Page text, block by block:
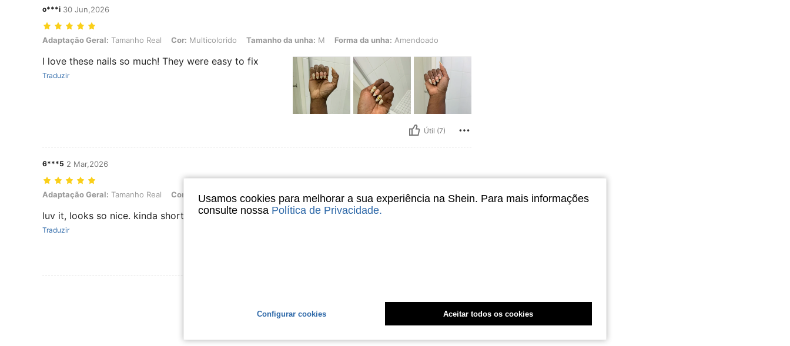
o***i 30 Jun,2026
Adaptação Geral: Tamanho Real, Cor: Multicolorido, Tamanho da unha: M, Forma da unha: Amendoado
Adaptação Geral: Tamanho Real Cor: Multicolorido Tamanho da unha: M Forma da unha: Amendoado
I love these nails so much! They were easy to fix
Traduzir
Útil (7)
6***5 2 Mar,2026
Adaptação Geral: Tamanho Real, Cor: Multicolorido, Tamanho da unha: M, Forma da unha: Amendoado
Adaptação Geral: Tamanho Real Cor: Multicolorido Tamanho da unha:M Forma da unha: Amendoado
luv it, looks so nice. kinda shorter tho but its ok
Traduzir
Usamos cookies para melhorar a sua experiência na Shein. Para mais informações
consulte nossa Política de Privacidade.
Configurar cookies Aceitar todos os cookies